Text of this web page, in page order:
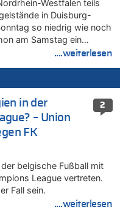
Westfalen teils
in Duisburg-
so niedrig wie noch
am Samstag ein…
....weiterlesen
2
in der
– Union
FK
belgische Fußball mit
League vertreten.
Fall sein.
....weiterlesen